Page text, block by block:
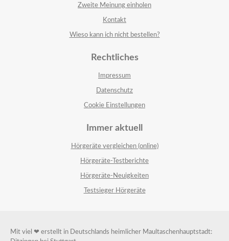
Zweite Meinung einholen
Kontakt
Wieso kann ich nicht bestellen?
Rechtliches
Impressum
Datenschutz
Cookie Einstellungen
Immer aktuell
Hörgeräte vergleichen (online)
Hörgeräte-Testberichte
Hörgeräte-Neuigkeiten
Testsieger Hörgeräte
Mit viel ❤ erstellt in Deutschlands heimlicher Maultaschenhauptstadt: